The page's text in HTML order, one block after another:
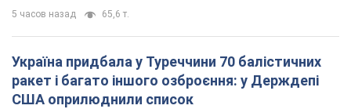
5 часов назад 65,6 т.
Україна придбала у Туреччини 70 балістичних
ракет і багато іншого озброєння: у Держдепі
США оприлюднили список